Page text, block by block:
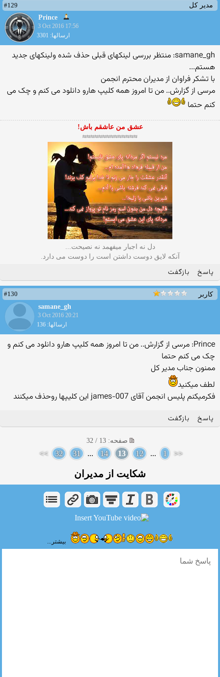
مدیر کل
#129
Prince
3 Oct 2016 17:56
ارسالها: 3301
samane_gh: منتظر بررسی لینکهای قبلی حذف شده ولینکهای جدید
هستم...
با تشکر فراوان از مدیران محترم انجمن
مرسی از گزارش.. من تا امروز همه کلیپ هارو دانلود می کنم و چک می
کنم حتما
عشق من عاشقم باش!
≈≈≈≈≈≈≈≈≈≈≈≈≈≈
دل نه اجبار میفهمد نه نصیحت...
آنکه لایق دوست داشتن است را دوست می دارد.
پاسخ بازگفت
کاربر
#130
samane_gh
3 Oct 2016 20:21
ارسالها: 136
Prince: مرسی از گزارش.. من تا امروز همه کلیپ هارو دانلود می کنم و
چک می کنم حتما
ممنون جناب مدیر کل
لطف میکنید
فکرمیکنم پلیس انجمن آقای james-007 این کلیپها روحذف میکنند
پاسخ بازگفت
صفحه: 13 / 32
<<
1
...
12
13
14
...
31
32
>>
شکایت از مدیران
بیشتر...